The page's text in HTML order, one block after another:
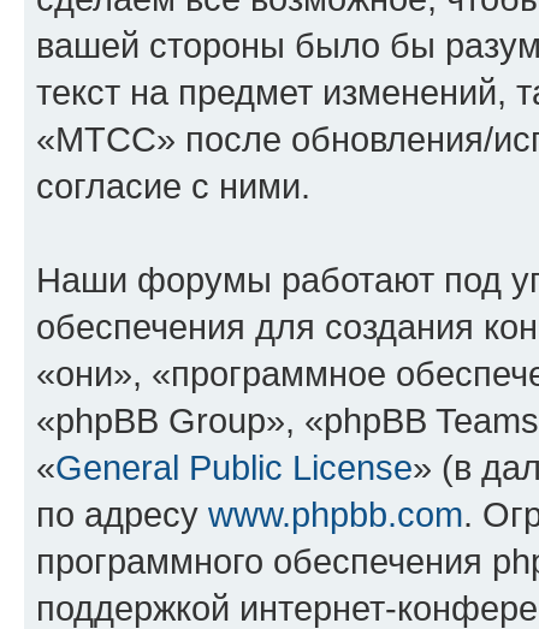
вашей стороны было бы
текст на предмет изменений,
«МТСС» после обновления/
согласие с ними.
Наши форумы работают под
обеспечения для создания
«они», «программное
«phpBB Group», «phpBB
«General Public License» (в
по адресу www.phpbb.com.
программного обеспечения
поддержкой интернет-